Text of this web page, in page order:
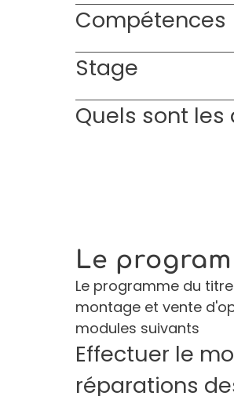
Compétences
Stage
Quels sont les
Le
Le programme du
montage et vente
modules suivants
Effectuer le
réparations